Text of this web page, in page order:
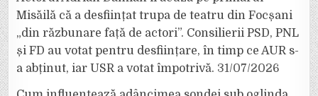
Misăilă că a desființat trupa de teatru din Focșani
„din răzbunare față de actori”. Consilierii PSD, PNL
și FD au votat pentru desființare, în timp ce AUR s-
a abținut, iar USR a votat împotrivă. 31/07/2026